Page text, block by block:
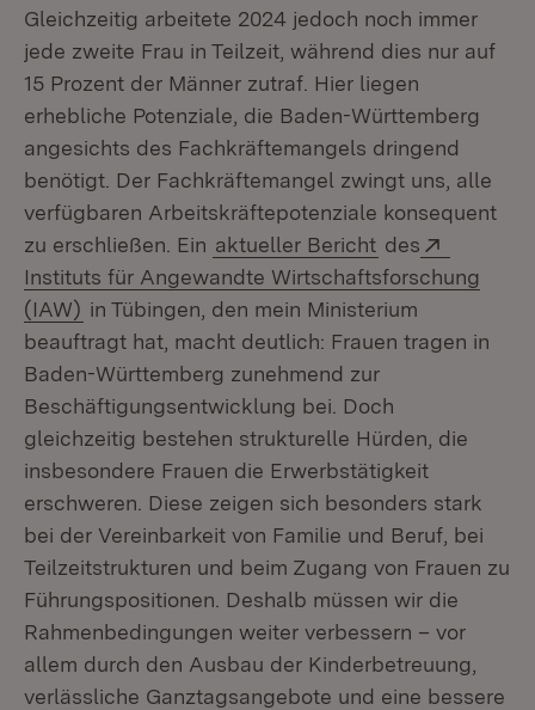
Gleichzeitig arbeitete 2024 jedoch noch immer
jede zweite Frau in Teilzeit, während dies nur auf
15 Prozent der Männer zutraf. Hier liegen
erhebliche Potenziale, die Baden-Württemberg
angesichts des Fachkräftemangels dringend
benötigt. Der Fachkräftemangel zwingt uns, alle
verfügbaren Arbeitskräftepotenziale konsequent
zu erschließen. Ein aktueller Bericht des
Instituts für Angewandte Wirtschaftsforschung
(IAW) (Öffnet in neuem Fenster)
in Tübingen, den mein Ministerium
beauftragt hat, macht deutlich: Frauen tragen in
Baden-Württemberg zunehmend zur
Beschäftigungsentwicklung bei. Doch
gleichzeitig bestehen strukturelle Hürden, die
insbesondere Frauen die Erwerbstätigkeit
erschweren. Diese zeigen sich besonders stark
bei der Vereinbarkeit von Familie und Beruf, bei
Teilzeitstrukturen und beim Zugang von Frauen zu
Führungspositionen. Deshalb müssen wir die
Rahmenbedingungen weiter verbessern – vor
allem durch den Ausbau der Kinderbetreuung,
verlässliche Ganztagsangebote und eine bessere